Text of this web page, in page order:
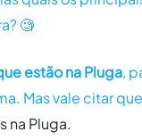
🧐
estão na Pluga,
Mas vale citar
na Pluga.